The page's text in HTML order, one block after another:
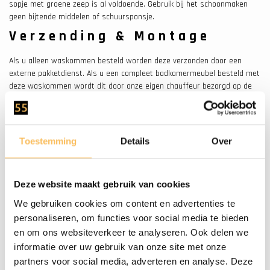
Toestemming Details Over
Deze website maakt gebruik van cookies
We gebruiken cookies om content en advertenties te
personaliseren, om functies voor social media te bieden
en om ons websiteverkeer te analyseren. Ook delen we
informatie over uw gebruik van onze site met onze
partners voor social media, adverteren en analyse. Deze
sopje met groene zeep is al voldoende. Gebruik bij het schoonmaken
geen bijtende middelen of schuursponsje.
Verzending & Montage
Als u alleen waskommen besteld worden deze verzonden door een
externe pakketdienst. Als u een compleet badkamermeubel besteld met
deze waskommen wordt dit door onze eigen chauffeur bezorgd op de
begane grond.
Nog vragen of hulp nodig?
Heeft u vragen of twijfelt u nog? Neem gerust contact op met een van
onze medewerkers via de chat rechts onderin.
✔Grote voorraden ✔Bestel
veilig online ✔Snel
geleverd